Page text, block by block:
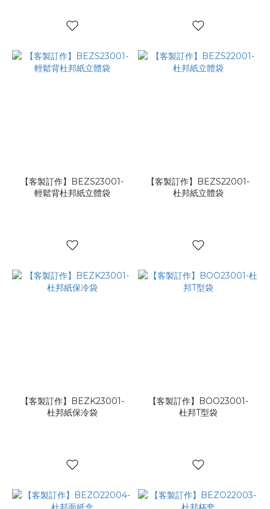
【客製訂作】BEZS23001-
輕鬆背杜邦紙立體袋
【客製訂作】BEZS22001-
杜邦紙立體袋
【客製訂作】BEZK23001-
杜邦紙保冷袋
【客製訂作】BOO23001-
杜邦T型袋